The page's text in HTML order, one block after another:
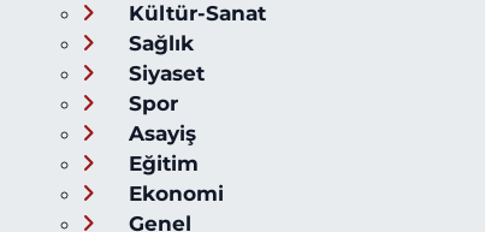
Kültür-Sanat
Sağlık
Siyaset
Spor
Asayiş
Eğitim
Ekonomi
Genel